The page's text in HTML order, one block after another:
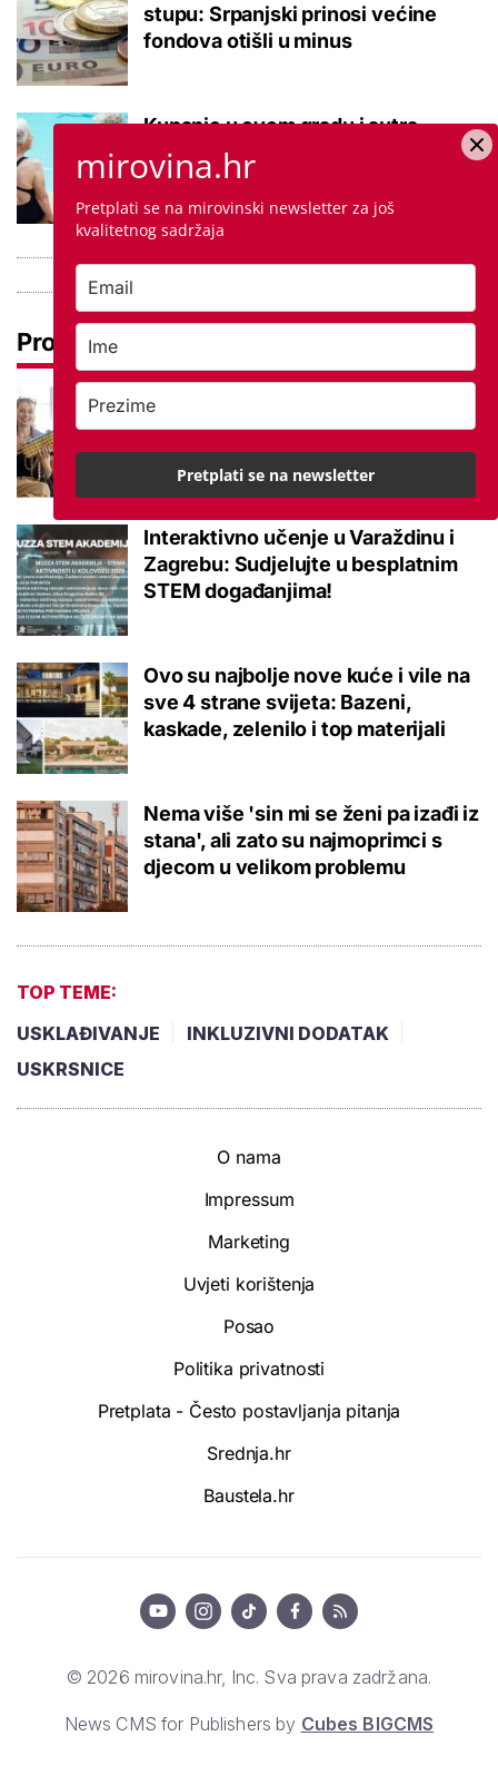
stupu: Srpanjski prinosi većine
fondova otišli u minus
Kupanje u ovom gradu i sutra
besplatno: Građani se mogu
ohladiti tijekom toplinskog vala
Pročitaj još
Među najtraženijim zanimanjima na
burzi samo za jedno treba faks:
Ostalo malo mjesta za drugi rok
Interaktivno učenje u Varaždinu i
Zagrebu: Sudjelujte u besplatnim
STEM događanjima!
Ovo su najbolje nove kuće i vile na
sve 4 strane svijeta: Bazeni,
kaskade, zelenilo i top materijali
Nema više 'sin mi se ženi pa izađi iz
stana', ali zato su najmoprimci s
djecom u velikom problemu
TOP TEME:
USKLAĐIVANJE
INKLUZIVNI DODATAK
USKRSNICE
O nama
Impressum
Marketing
Uvjeti korištenja
Posao
Politika privatnosti
Pretplata - Često postavljanja pitanja
Srednja.hr
Baustela.hr
© 2026 mirovina.hr, Inc. Sva prava zadržana.
News CMS for Publishers by Cubes BIGCMS
mirovina.hr
Pretplati se na mirovinski newsletter za još
kvalitetnog sadržaja
Pretplati se na newsletter